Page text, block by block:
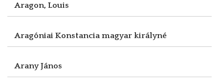
Aragon, Louis
Aragóniai Konstancia magyar királyné
Arany János